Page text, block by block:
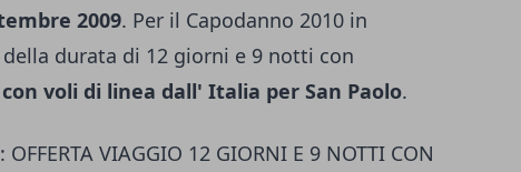
2009. Per il Capodanno 2010 in
durata di 12 giorni e 9 notti con
voli di linea dall' Italia per San Paolo.
VIAGGIO 12 GIORNI E 9 NOTTI CON